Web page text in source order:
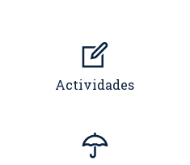
Actividades